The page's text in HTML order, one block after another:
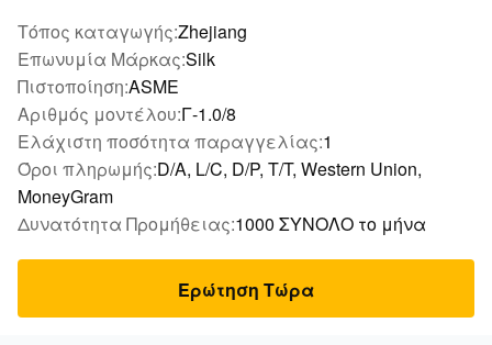
Τόπος καταγωγής:Zhejiang
Επωνυμία Μάρκας:Silk
Πιστοποίηση:ASME
Αριθμός μοντέλου:Γ-1.0/8
Ελάχιστη ποσότητα παραγγελίας:1
Όροι πληρωμής:D/A, L/C, D/P, T/T, Western Union,
MoneyGram
Δυνατότητα Προμήθειας:1000 ΣΥΝΟΛΟ το μήνα
Ερώτηση Τώρα